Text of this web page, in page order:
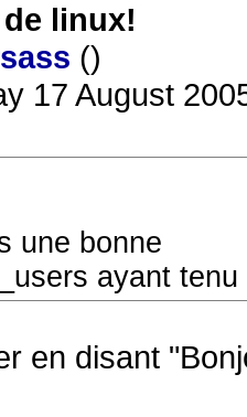
linux!
()
17 August
une bonne
ayant
en disant